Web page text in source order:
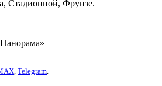
Стадионной, Фрунзе.
, Telegram.